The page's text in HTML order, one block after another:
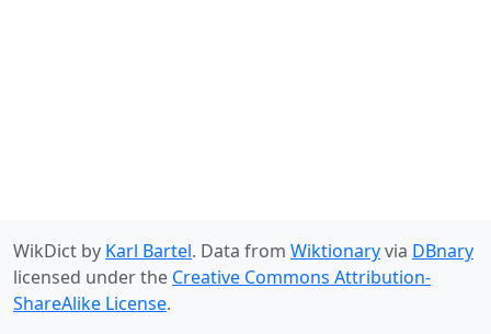
WikDict by Karl Bartel. Data from Wiktionaryvia DBnary
licensed under the Creative Commons Attribution-
ShareAlike License.